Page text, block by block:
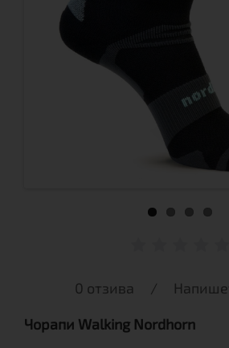
0 отзива /
Чорапи Walking Nordhorn